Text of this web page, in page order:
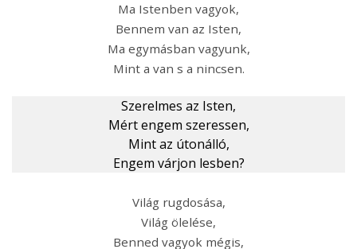
Ma Istenben vagyok,
Bennem van az Isten,
Ma egymásban vagyunk,
Mint a van s a nincsen.
Szerelmes az Isten,
Mért engem szeressen,
Mint az útonálló,
Engem várjon lesben?
Világ rugdosása,
Világ ölelése,
Benned vagyok mégis,